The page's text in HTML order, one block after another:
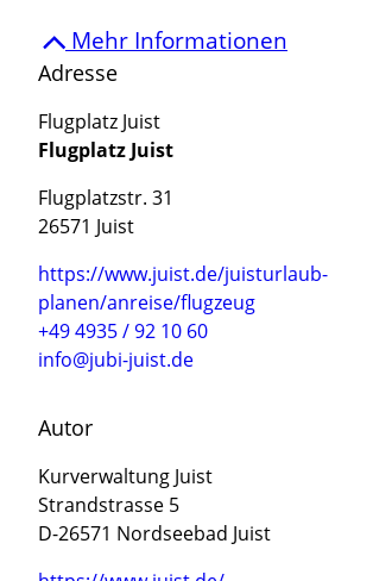
Mehr Informationen
Adresse
Flugplatz Juist
Flugplatz Juist
Flugplatzstr. 31
26571 Juist
https://www.juist.de/juisturlaub-
planen/anreise/flugzeug
+49 4935 / 92 10 60
info@jubi-juist.de
Autor
Kurverwaltung Juist
Strandstrasse 5
D-26571 Nordseebad Juist